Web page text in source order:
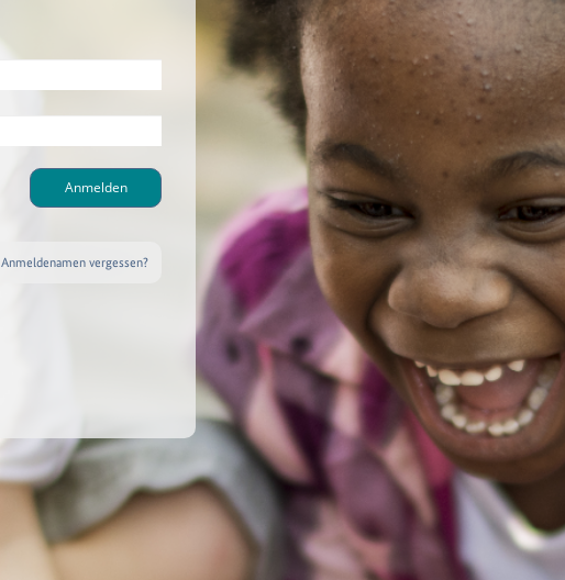
Anmelden
Anmeldenamen vergessen?